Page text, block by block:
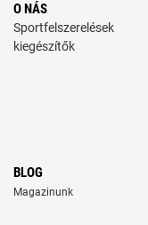
O NÁS
kiegészítők
BLOG
Magazinunk